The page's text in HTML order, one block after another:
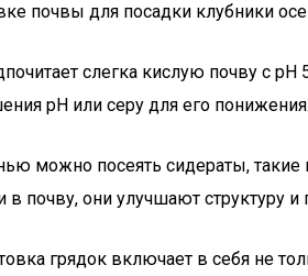
почвы для посадки клубники
слегка кислую почву с
pH или серу для его
можно посеять сидераты,
почву, они улучшают структуру
грядок включает в себя не